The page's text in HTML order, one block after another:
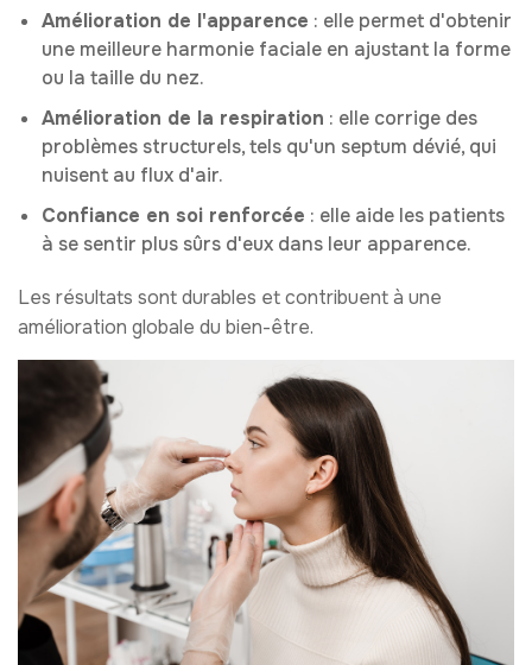
Amélioration de l'apparence : elle permet d'obtenir
une meilleure harmonie faciale en ajustant la forme
ou la taille du nez.
Amélioration de la respiration : elle corrige des
problèmes structurels, tels qu'un septum dévié, qui
nuisent au flux d'air.
Confiance en soi renforcée : elle aide les patients
à se sentir plus sûrs d'eux dans leur apparence.
Les résultats sont durables et contribuent à une
amélioration globale du bien-être.